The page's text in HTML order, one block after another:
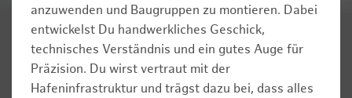
anzuwenden und Baugruppen zu montieren. Dabei
entwickelst Du handwerkliches Geschick,
technisches Verständnis und ein gutes Auge für
Präzision. Du wirst vertraut mit der
Hafeninfrastruktur und trägst dazu bei, dass alles